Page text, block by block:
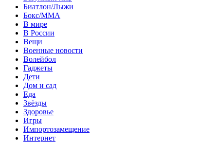
Биатлон/Лыжи
Бокс/MMA
В мире
В России
Вещи
Военные новости
Волейбол
Гаджеты
Дети
Дом и сад
Еда
Звёзды
Здоровье
Игры
Импортозамещение
Интернет